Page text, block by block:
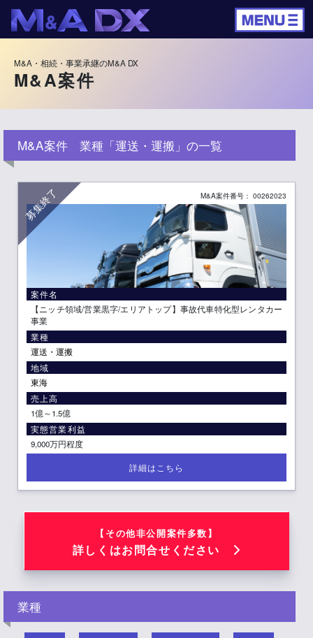
M&A・相続・事業承継のM&A DX
M&A案件
M&A案件 業種「運送・運搬」の一覧
募集終了 M&A案件番号： 00262023
案件名
【ニッチ領域/営業黒字/エリアトップ】事故代車特化型レンタカー
事業
業種
運送・運搬
地域
東海
売上高
1億～1.5億
実態営業利益
9,000万円程度
【その他非公開案件多数】
詳しくはお問合せください
業種